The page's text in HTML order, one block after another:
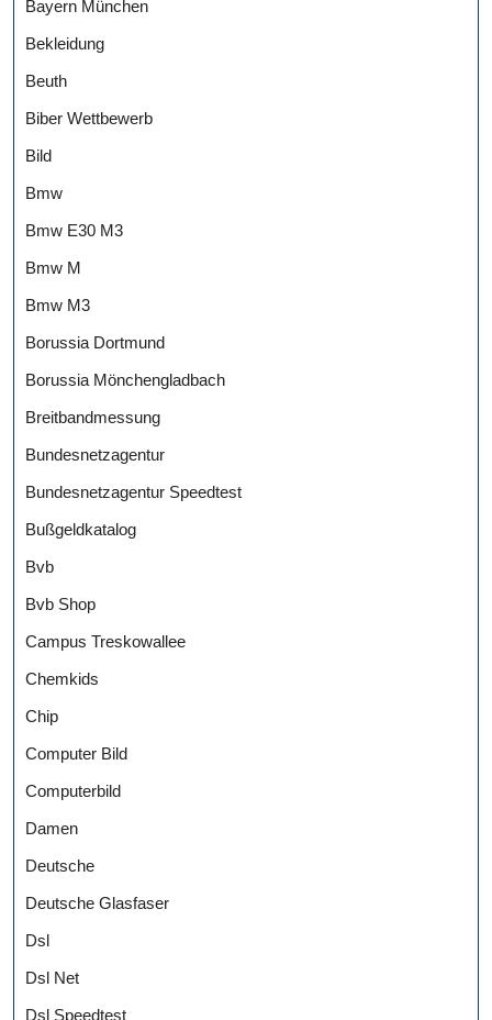
Bayern München
Bekleidung
Beuth
Biber Wettbewerb
Bild
Bmw
Bmw E30 M3
Bmw M
Bmw M3
Borussia Dortmund
Borussia Mönchengladbach
Breitbandmessung
Bundesnetzagentur
Bundesnetzagentur Speedtest
Bußgeldkatalog
Bvb
Bvb Shop
Campus Treskowallee
Chemkids
Chip
Computer Bild
Computerbild
Damen
Deutsche
Deutsche Glasfaser
Dsl
Dsl Net
Dsl Speedtest